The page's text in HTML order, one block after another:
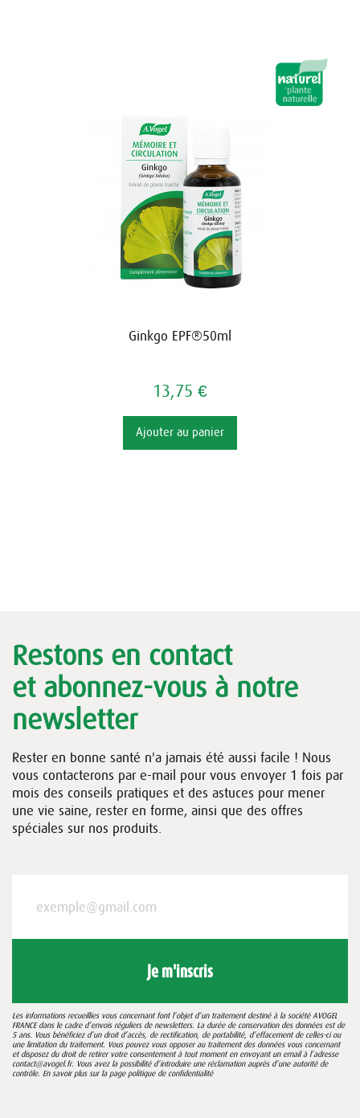
Ginkgo EPF®50ml
13,75 €
Ajouter au panier
Restons en contact
et abonnez-vous à notre
newsletter
Rester en bonne santé n'a jamais été aussi facile ! Nous
vous contacterons par e-mail pour vous envoyer 1 fois par
mois des conseils pratiques et des astuces pour mener
une vie saine, rester en forme, ainsi que des offres
spéciales sur nos produits.
Je m'inscris
Les informations recueillies vous concernant font l’objet d’un traitement destiné à la société AVOGEL
FRANCE dans le cadre d’envois réguliers de newsletters. La durée de conservation des données est de
5 ans. Vous bénéficiez d’un droit d’accès, de rectification, de portabilité, d’effacement de celles-ci ou
une limitation du traitement. Vous pouvez vous opposer au traitement des données vous concernant
et disposez du droit de retirer votre consentement à tout moment en envoyant un email à l’adresse
contact@avogel.fr. Vous avez la possibilité d’introduire une réclamation auprès d’une autorité de
contrôle. En savoir plus sur la pagepolitique de confidentialité